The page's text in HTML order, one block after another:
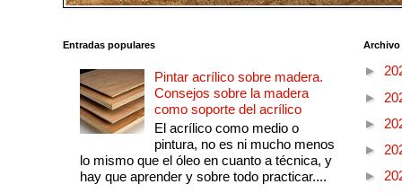
Entradas populares
Pintar acrílico sobre madera.
Consejos sobre la madera
como soporte del acrílico
El acrílico como medio o
pintura, no es ni mucho menos
lo mismo que el óleo en cuanto a técnica, y
hay que aprender y sobre todo practicar....
►
►
►
►
►